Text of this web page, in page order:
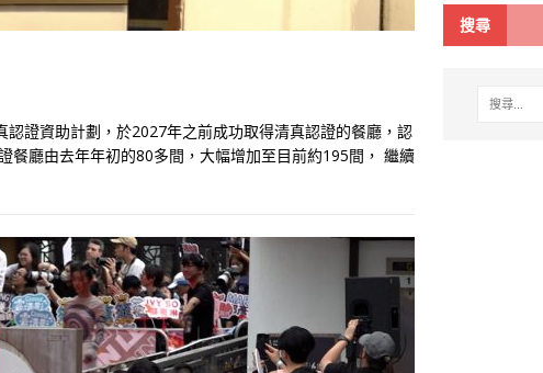
證資助計劃，於2027年之前成功取得清真認證的餐廳，認
廳由去年年初的80多間，大幅增加至目前約195間， 繼續
搜尋